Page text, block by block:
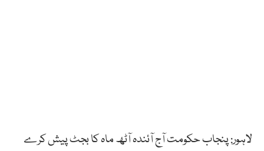
لاہور: پنجاب حکومت آج آئندہ آٹھ ماہ کا بجٹ پیش کرے